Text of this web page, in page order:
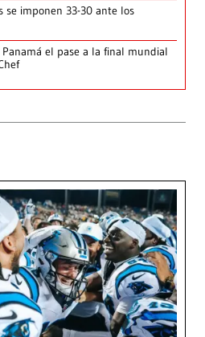
se imponen 33-30 ante los
el pase a la final mundial